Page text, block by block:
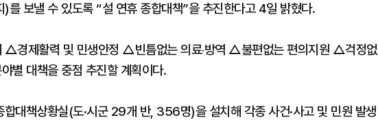
를 보낼 수 있도록 “설 연휴 종합대책”을 추진한다고 4일 밝혔다.
△경제활력 및 민생안정 △빈틈없는 의료‧방역 △불편없는 편의지원 △걱정없
별 대책을 중점 추진할 계획이다.
합대책상황실(도·시군 29개 반, 356명)을 설치해 각종 사건·사고 및 민원 발생